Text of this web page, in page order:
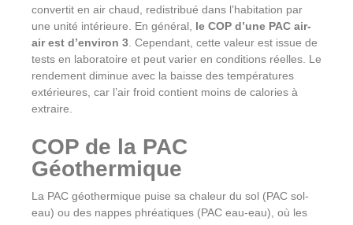
convertit en air chaud, redistribué dans l’habitation par
une unité intérieure. En général, le COP d’une PAC air-
air est d’environ 3 . Cependant, cette valeur est issue de
tests en laboratoire et peut varier en conditions réelles. Le
rendement diminue avec la baisse des températures
extérieures, car l’air froid contient moins de calories à
extraire
COP de la PAC
Géothermique
La PAC géothermique puise sa chaleur du sol (PAC sol-
eau) ou des nappes phréatiques (PAC eau-eau), où les